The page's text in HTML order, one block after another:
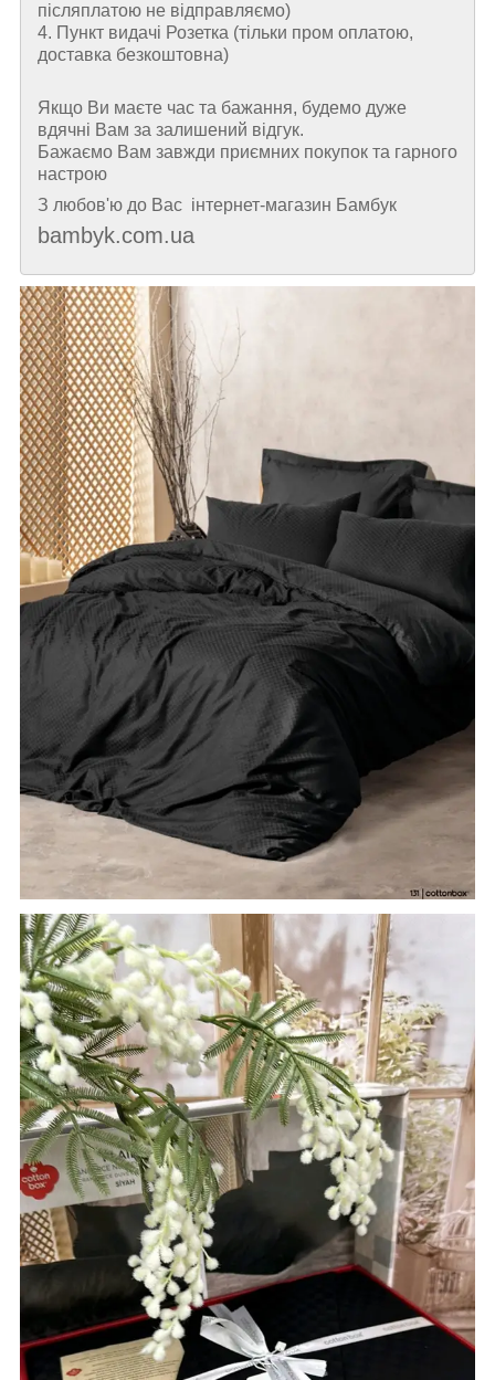
післяплатою не відправляємо)
4. Пункт видачі Розетка (тільки пром оплатою,
доставка безкоштовна)
Якщо Ви маєте час та бажання, будемо дуже
вдячні Вам за залишений відгук.
Бажаємо Вам завжди приємних покупок та гарного
настрою
З любов'ю до Вас інтернет-магазин Бамбук
bambyk.com.ua